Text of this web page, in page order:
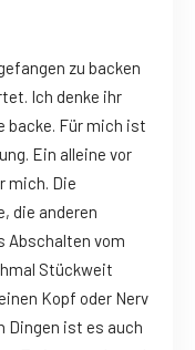
zu backen
Ich denke ihr
backe. Für mich ist
Ein alleine vor
mich. Die
die anderen
Abschalten vom
Stückweit
Kopf oder Nerv
Dingen ist es auch